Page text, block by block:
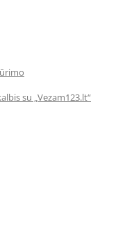
su „Vezam123.lt“